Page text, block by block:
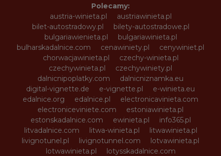
Polecamy:
austria-winieta.pl
austriawinieta.pl
bilet-autostradowy.pl
bilety-autostradowe.pl
bulgariawienieta.pl
bulgariawinieta.pl
bulharskadalnice.com
cenawiniety.pl
cenywiniet.pl
chorwacjawinieta.pl
czechy-winieta.pl
czechywinieta.pl
czechywiniety.pl
dalnicnipoplatky.com
dalnicniznamka.eu
digital-vignette.de
e-vignette.pl
e-winieta.eu
edalnice.org
edalnice.pl
electronicavinieta.com
electroniceviniete.com
estoniawinieta.pl
estonskadalnice.com
ewinieta.pl
info365.pl
litvadalnice.com
litwa-winieta.pl
litwawinieta.pl
livignotunel.pl
livignotunnel.com
lotvawinieta.pl
lotwawinieta.pl
lotysskadalnice.com